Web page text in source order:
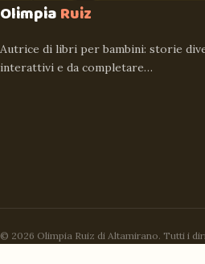
OlimpiaRuiz
Autrice di libri per bambini: storie
interattivi e da completare…
© 2026 Olimpia Ruiz di Altamirano. Tutti i